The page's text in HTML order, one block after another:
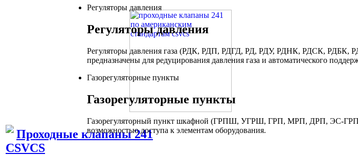
Регуляторы давления
Регуляторы давления
Регуляторы давления газа (РДК, РДП, РДГД, РД, РДУ, РДНК, РДСК,
предназначены для редуцирования давления газа и автоматического
Газорегуляторные пункты
Газорегуляторные пункты
Газорегуляторный пункт шкафной (ГРПШ, УГРШ, ГРП, МРП, ДРП, ЭС-ГРПШ)
возможностью доступа к элементам оборудования.
Проходные клапаны 241
CSVCS